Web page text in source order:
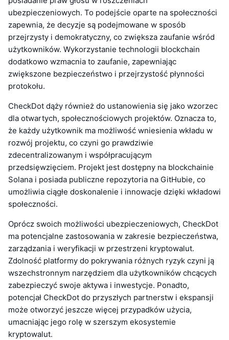
ubezpieczeniowych. To podejście oparte na społeczności
zapewnia, że decyzje są podejmowane w sposób
przejrzysty i demokratyczny, co zwiększa zaufanie wśród
użytkowników. Wykorzystanie technologii blockchain
dodatkowo wzmacnia to zaufanie, zapewniając
zwiększone bezpieczeństwo i przejrzystość płynności
protokołu.
CheckDot dąży również do ustanowienia się jako wzorzec
dla otwartych, społecznościowych projektów. Oznacza to,
że każdy użytkownik ma możliwość wniesienia wkładu w
rozwój projektu, co czyni go prawdziwie
zdecentralizowanym i współpracującym
przedsięwzięciem. Projekt jest dostępny na blockchainie
Solana i posiada publiczne repozytoria na GitHubie, co
umożliwia ciągłe doskonalenie i innowacje dzięki wkładowi
społeczności.
Oprócz swoich możliwości ubezpieczeniowych, CheckDot
ma potencjalne zastosowania w zakresie bezpieczeństwa,
zarządzania i weryfikacji w przestrzeni kryptowalut.
Zdolność platformy do pokrywania różnych ryzyk czyni ją
wszechstronnym narzędziem dla użytkowników chcących
zabezpieczyć swoje aktywa i inwestycje. Ponadto,
potencjał CheckDot do przyszłych partnerstw i ekspansji
może otworzyć jeszcze więcej przypadków użycia,
umacniając jego rolę w szerszym ekosystemie
kryptowalut.